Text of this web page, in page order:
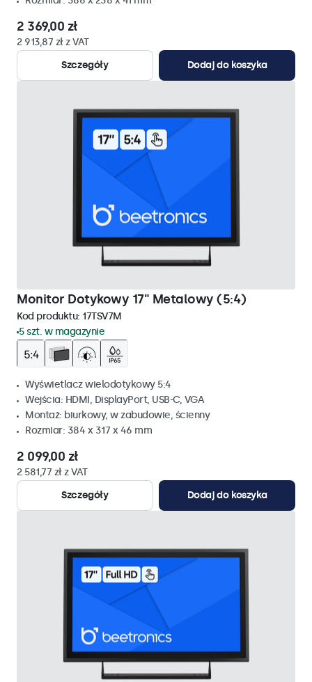
2 369,00 zł
2 913,87 zł z VAT
Szczegóły
Dodaj do koszyka
Monitor Dotykowy 17" Metalowy (5:4)
Kod produktu: 17TSV7M
5 szt. w magazynie
Wyświetlacz wielodotykowy 5:4
Wejścia: HDMI, DisplayPort, USB-C, VGA
Montaż: biurkowy, w zabudowie, ścienny
Rozmiar: 384 x 317 x 46 mm
2 099,00 zł
2 581,77 zł z VAT
Szczegóły
Dodaj do koszyka